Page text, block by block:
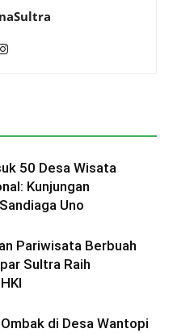
50 Desa Wisata
Kunjungan
Uno
Pariwisata Berbuah
Sultra Raih
di Desa Wantopi